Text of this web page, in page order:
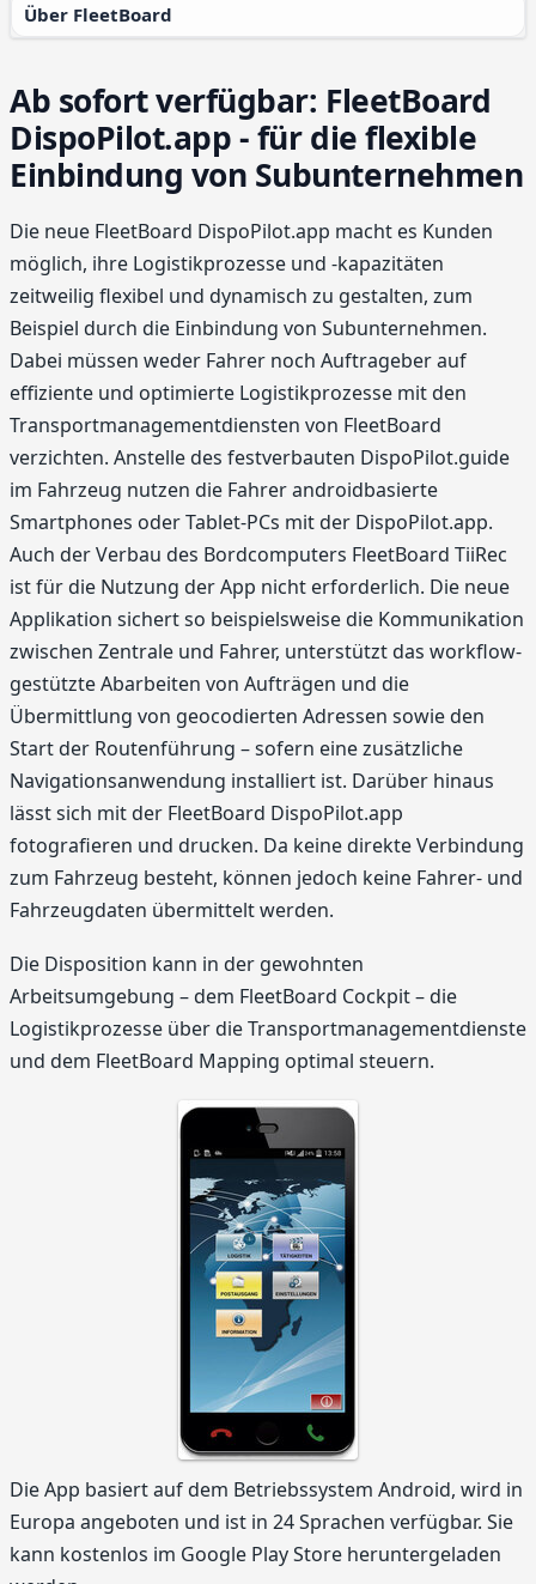
Über FleetBoard
Ab sofort verfügbar: FleetBoard
DispoPilot.app - für die flexible
Einbindung von Subunternehmen
Die neue FleetBoard DispoPilot.app macht es Kunden
möglich, ihre Logistik­prozesse und -kapazitäten
zeitweilig flexibel und dynamisch zu gestalten, zum
Beispiel durch die Einbindung von Subunternehmen.
Dabei müssen weder Fahrer noch Auftrageber auf
effiziente und optimierte Logistik­prozesse mit den
Transportmanagementdiensten von FleetBoard
verzichten. Anstelle des festverbauten DispoPilot.guide
im Fahrzeug nutzen die Fahrer androidbasierte
Smartphones oder Tablet-PCs mit der DispoPilot.app.
Auch der Verbau des Bordcomputers FleetBoard TiiRec
ist für die Nutzung der App nicht erforderlich. Die neue
Applikation sichert so beispielsweise die Kommunikation
zwischen Zentrale und Fahrer, unterstützt das workflow­
gestützte Abarbeiten von Aufträgen und die
Übermittlung von geocodierten Adressen sowie den
Start der Routenführung – sofern eine zusätzliche
Navigationsanwendung installiert ist. Darüber hinaus
lässt sich mit der FleetBoard DispoPilot.app
fotografieren und drucken. Da keine direkte Verbindung
zum Fahrzeug besteht, können jedoch keine Fahrer- und
Fahrzeugdaten übermittelt werden.
Die Disposition kann in der gewohnten
Arbeitsumgebung – dem FleetBoard Cockpit – die
Logistikprozesse über die Transportmanagementdienste
und dem FleetBoard Mapping optimal steuern.
Die App basiert auf dem Betriebssystem Android, wird in
Europa angeboten und ist in 24 Sprachen verfügbar. Sie
kann kostenlos im Google Play Store heruntergeladen